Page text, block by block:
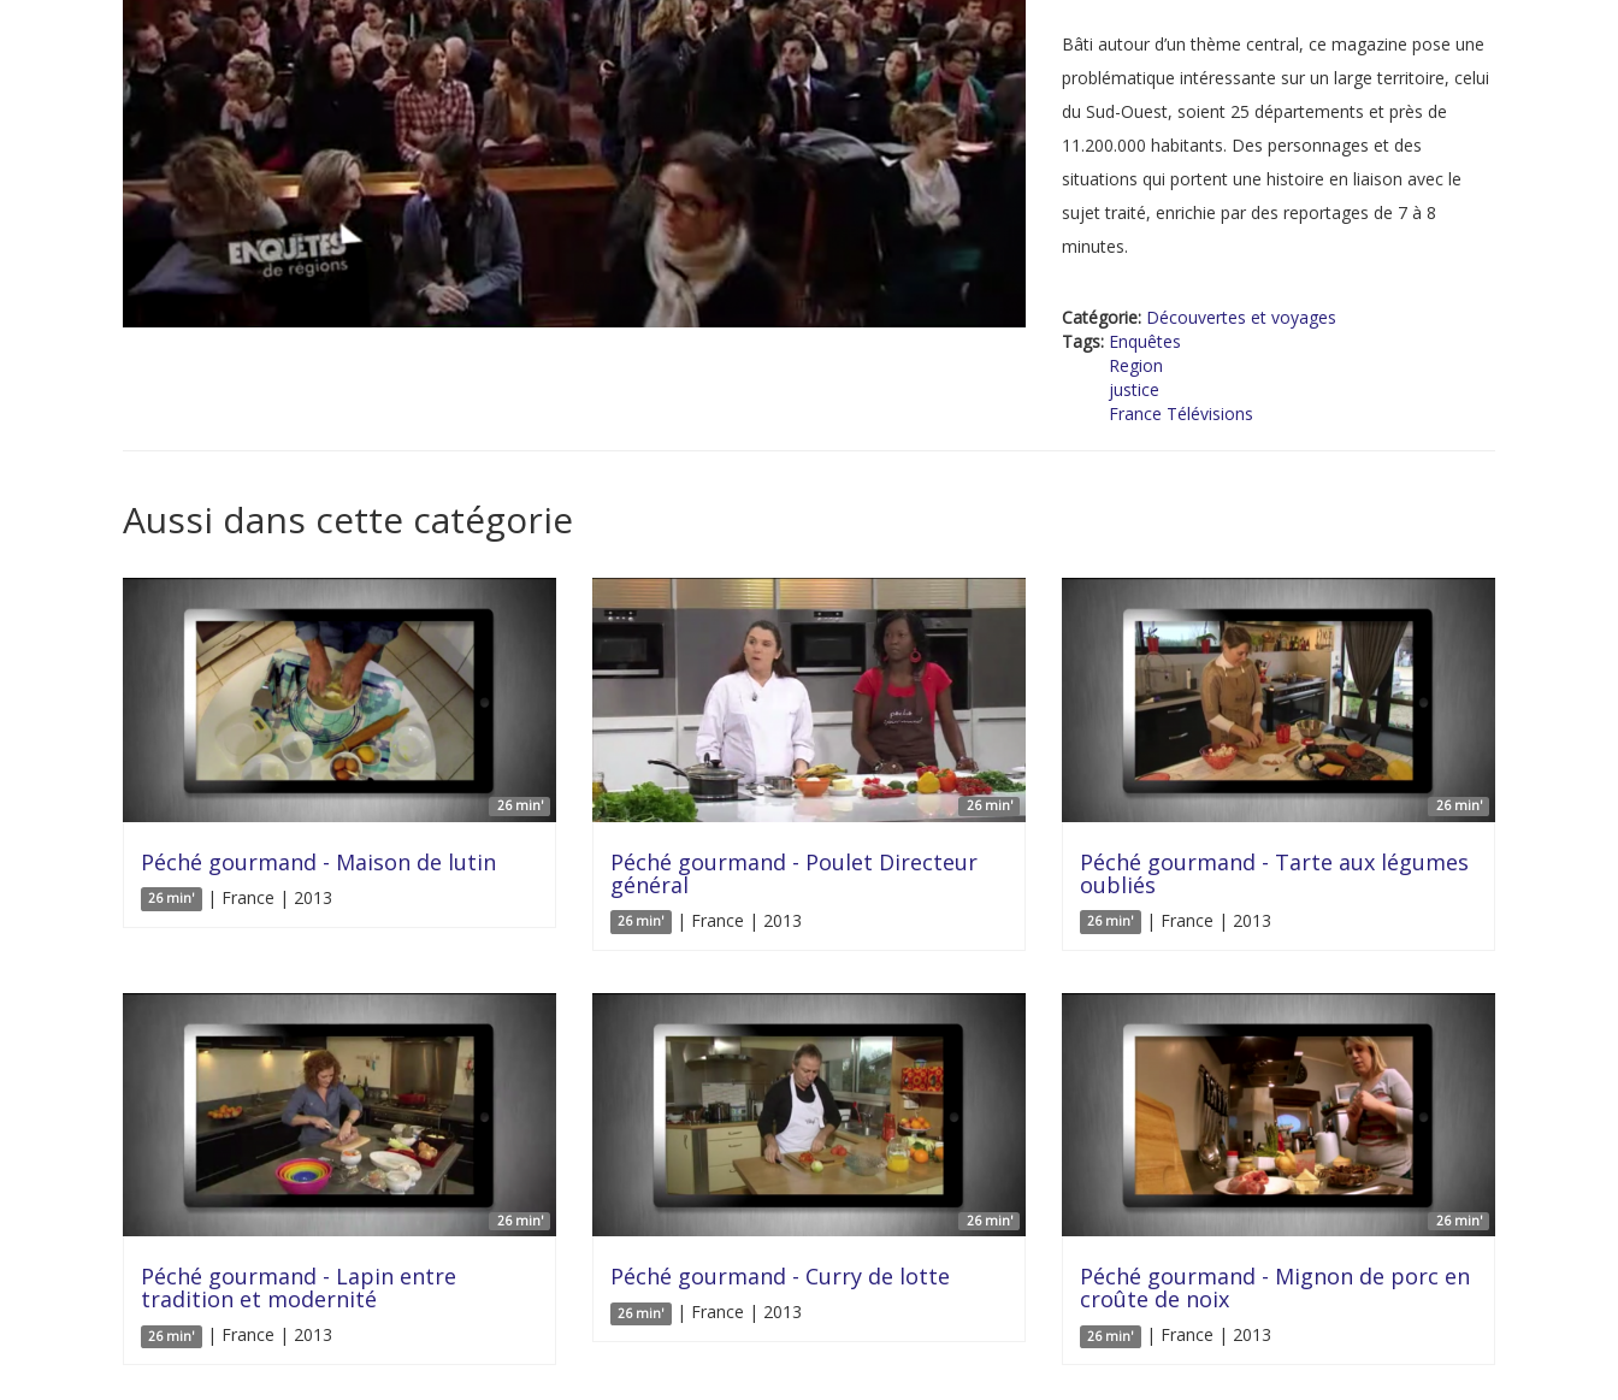
Bâti autour d’un thème central, ce magazine pose une
problématique intéressante sur un large territoire, celui
du Sud-Ouest, soient 25 départements et près de
11.200.000 habitants. Des personnages et des
situations qui portent une histoire en liaison avec le
sujet traité, enrichie par des reportages de 7 à 8
minutes.
Catégorie: Découvertes et voyages
Tags: Enquêtes
Region
justice
France Télévisions
Aussi dans cette catégorie
26 min'
Péché gourmand - Maison de lutin
26 min' | France | 2013
26 min'
Péché gourmand - Poulet Directeur
général
26 min' | France | 2013
26 min'
Péché gourmand - Tarte aux légumes
oubliés
26 min' | France | 2013
26 min'
Péché gourmand - Lapin entre
tradition et modernité
26 min' | France | 2013
26 min'
Péché gourmand - Curry de lotte
26 min' | France | 2013
26 min'
Péché gourmand - Mignon de porc en
croûte de noix
26 min' | France | 2013